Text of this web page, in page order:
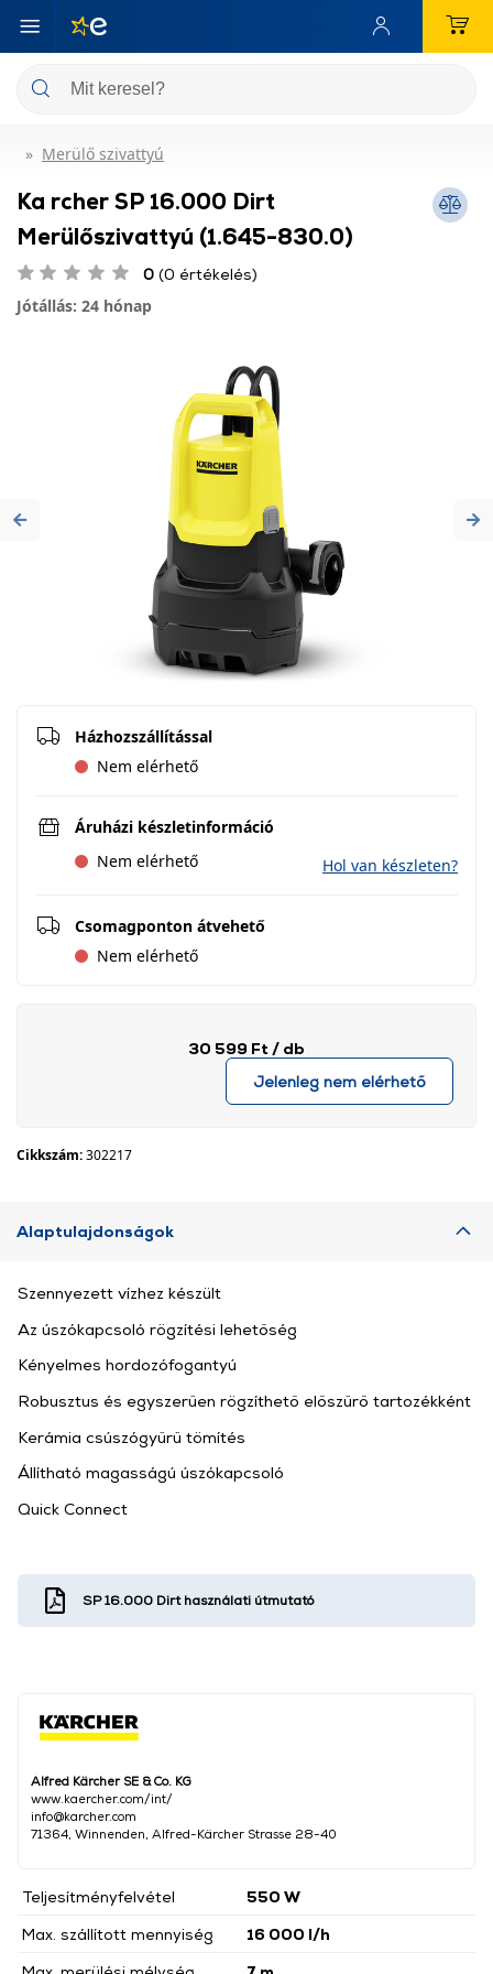
Merülő szivattyú
Ka rcher SP 16.000 Dirt
Merülőszivattyú (1.645-830.0)
0 (0 értékelés)
Jótállás: 24 hónap
Previous
Házhozszállítással
Nem elérhető
Áruházi készletinformáció
Nem elérhető
Hol van készleten?
Csomagponton átvehető
Nem elérhető
30 599 Ft / db
Jelenleg nem elérhető
Cikkszám:302217
Alaptulajdonságok
Alfred Kärcher SE & Co. KG
www.kaercher.com/int/
info@karcher.com
71364, Winnenden, Alfred-Kärcher Strasse 28-40
Teljesítményfelvétel
550 W
Max. szállított mennyiség
16 000 l/h
Szennyezett vízhez készült
Az úszókapcsoló rögzítési lehetőség
Kényelmes hordozófogantyú
Robusztus és egyszerűen rögzíthető előszűrő tartozékként
Kerámia csúszógyűrű tömítés
Állítható magasságú úszókapcsoló
Quick Connect
SP 16.000 Dirt használati útmutató